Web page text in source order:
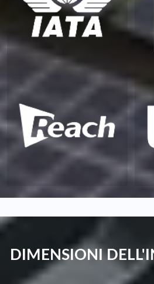
DIMENSIONI